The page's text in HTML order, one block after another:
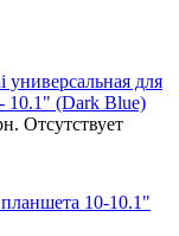
для
10.1" (Dark Blue)
Отсутствует
10-10.1"